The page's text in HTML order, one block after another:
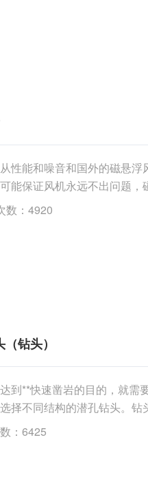
性能和噪音和国外的磁悬
能保证风机永远不出问题
不具有维修能力的。 磁悬
数：4920
钻头）
到**快速凿岩的目的，就需
择不同结构的潜孔钻头。
直接影响到凿岩速率，钻孔
中是非常重要的......
：6425